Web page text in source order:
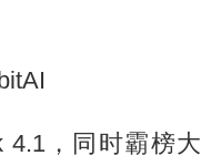
4.1，同时霸榜大